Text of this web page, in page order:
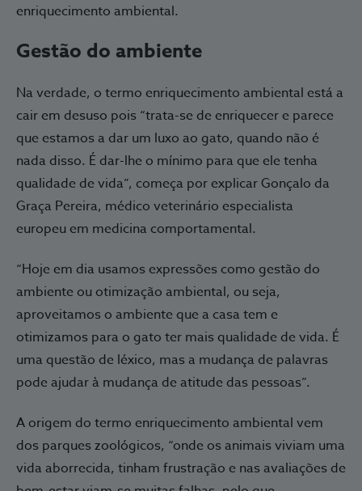
enriquecimento ambiental.
Gestão do ambiente
Na verdade, o termo enriquecimento ambiental está a
cair em desuso pois “trata-se de enriquecer e parece
que estamos a dar um luxo ao gato, quando não é
nada disso. É dar-lhe o mínimo para que ele tenha
qualidade de vida”, começa por explicar Gonçalo da
Graça Pereira, médico veterinário especialista
europeu em medicina comportamental.
“Hoje em dia usamos expressões como gestão do
ambiente ou otimização ambiental, ou seja,
aproveitamos o ambiente que a casa tem e
otimizamos para o gato ter mais qualidade de vida. É
uma questão de léxico, mas a mudança de palavras
pode ajudar à mudança de atitude das pessoas”.
A origem do termo enriquecimento ambiental vem
dos parques zoológicos, “onde os animais viviam uma
vida aborrecida, tinham frustração e nas avaliações de